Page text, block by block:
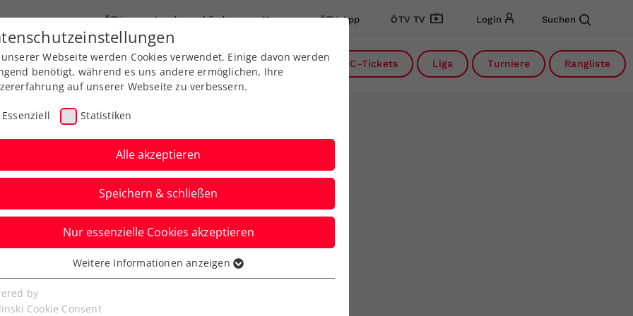
ÖTV Landesverbände News ÖTV App ÖTV TV Login Suchen
Ausbildungen Services Über uns DC-Tickets Liga Turniere Rangliste
Hauptbewerbs-
Open Kitzbühel
Webseite werden Cookies verwendet. Einige davon werden
benötigt, während es uns andere ermöglichen, Ihre
auf unserer Webseite zu verbessern.
Essenziell Statistiken
Alle akzeptieren
Speichern & schließen
Nur essenzielle Cookies akzeptieren
Cookies werden für grundlegende Funktionen der
benötigt. Dadurch ist gewährleistet, dass die Webseite
Weitere Informationen anzeigen
by
Cookie Consent